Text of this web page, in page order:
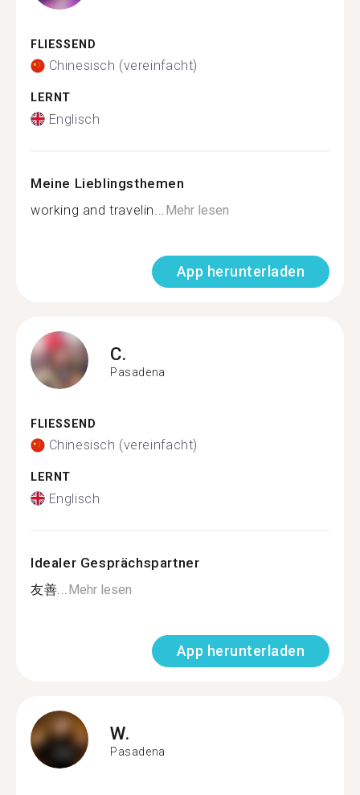
FLIESSEND
Chinesisch (vereinfacht)
LERNT
Englisch
Meine Lieblingsthemen
working and travelin... Mehr lesen
App herunterladen
C.
Pasadena
FLIESSEND
Chinesisch (vereinfacht)
LERNT
Englisch
Idealer Gesprächspartner
友善... Mehr lesen
App herunterladen
W.
Pasadena